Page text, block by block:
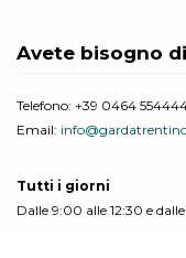
Avete bisogno
Telefono: +39 0464
Email:
Tutti i giorni
Dalle 9:00 alle 12:30 e